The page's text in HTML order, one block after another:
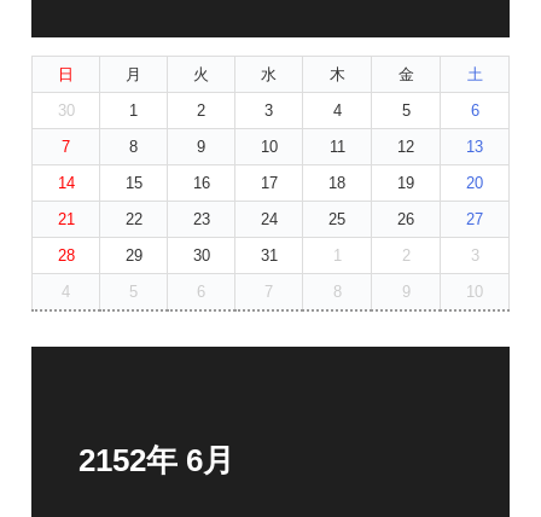
日 月 火 水 木 金
土
30
1 2 3 4 5
6
7
8 9 10 11 12
13
14
15 16 17 18 19
20
21
22 23 24 25 26
27
28
29 30 31 1 2
3
4
5 6 7 8 9 10
2152年 6月